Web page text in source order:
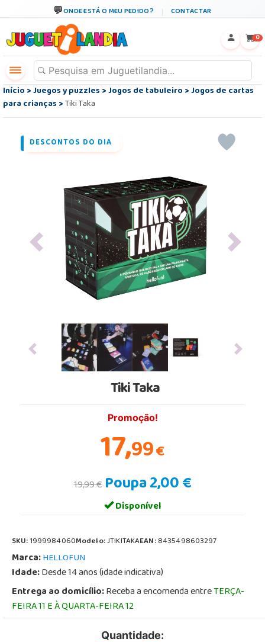
ONDE ESTÁ O MEU PEDIDO? CONTACTAR
0
Início>Juegos y puzzles>Jogos de tabuleiro>Jogos de cartas
para crianças>Tiki Taka
DESCONTOS DO DIA
Previous Next
Previous Next
Tiki Taka
Promoção!
17,99€
19,99 € Poupa 2,00 €
Disponível
SKU:1999984060Modelo:JTIKITAKAEAN:8435498603297
Marca:HELLOFUN
Idade:Desde 14 anos (idade indicativa)
Entrega ao domicílio:Receba a encomenda entreTERÇA-
FEIRA 11 E À QUARTA-FEIRA 12
Quantidade: